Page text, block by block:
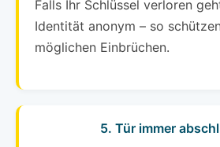
Falls Ihr Schlüssel verloren
Identität anonym – so
möglichen Einbrüchen.
5. Tür immer